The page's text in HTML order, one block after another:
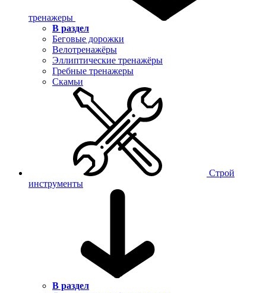
тренажеры
В раздел
Беговые дорожки
Велотренажёры
Эллиптические тренажёры
Гребные тренажеры
Скамьи
Строй
инструменты
В раздел